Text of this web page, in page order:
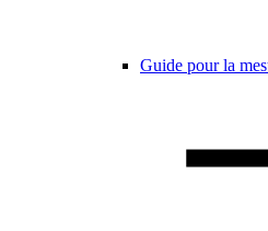
Guide pour la